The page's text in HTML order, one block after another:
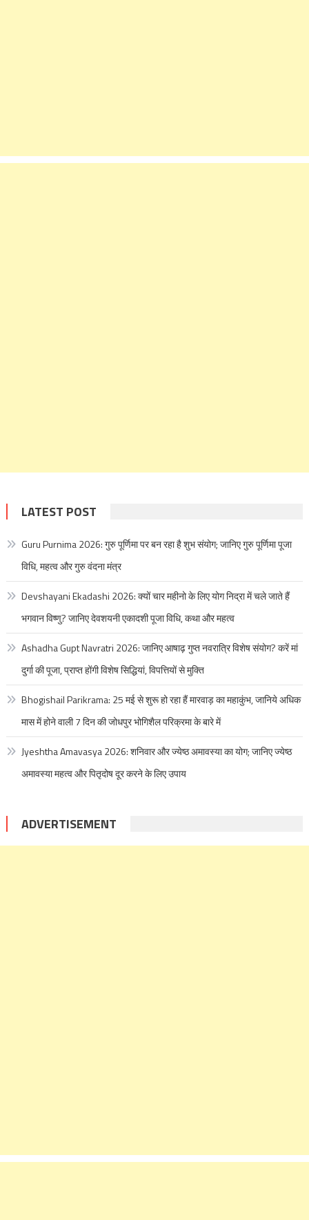
LATEST POST
Guru Purnima 2026: गुरु पूर्णिमा पर बन रहा है शुभ संयोग; जानिए गुरु पूर्णिमा पूजा
विधि, महत्व और गुरु वंदना मंत्र
Devshayani Ekadashi 2026: क्यों चार महीनो के लिए योग निद्रा में चले जाते हैं
भगवान विष्णु? जानिए देवशयनी एकादशी पूजा विधि, कथा और महत्व
Ashadha Gupt Navratri 2026: जानिए आषाढ़ गुप्त नवरात्रि विशेष संयोग? करें मां
दुर्गा की पूजा, प्राप्त होंगी विशेष सिद्धियां, विपत्तियों से मुक्ति
Bhogishail Parikrama: 25 मई से शुरू हो रहा हैं मारवाड़ का महाकुंभ, जानिये अधिक
मास में होने वाली 7 दिन की जोधपुर भोगिशैल परिक्रमा के बारे में
Jyeshtha Amavasya 2026: शनिवार और ज्येष्ठ अमावस्या का योग; जानिए ज्येष्ठ
अमावस्या महत्व और पितृदोष दूर करने के लिए उपाय
ADVERTISEMENT